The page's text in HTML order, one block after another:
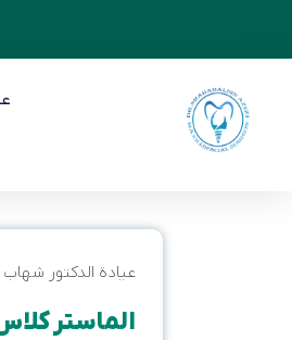
عيادة الدكتور شهاب
الماستر